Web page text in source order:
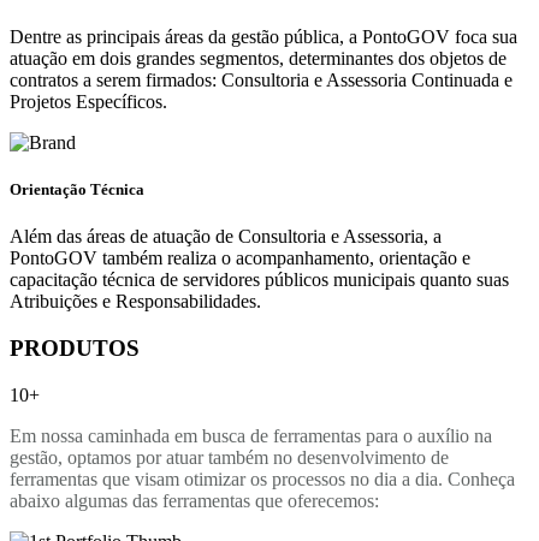
Dentre as principais áreas da gestão pública, a PontoGOV foca sua
atuação em dois grandes segmentos, determinantes dos objetos de
contratos a serem firmados: Consultoria e Assessoria Continuada e
Projetos Específicos.
Orientação Técnica
Além das áreas de atuação de Consultoria e Assessoria, a
PontoGOV também realiza o acompanhamento, orientação e
capacitação técnica de servidores públicos municipais quanto suas
Atribuições e Responsabilidades.
PRODUTOS
10+
Em nossa caminhada em busca de ferramentas para o auxílio na
gestão, optamos por atuar também no desenvolvimento de
ferramentas que visam otimizar os processos no dia a dia. Conheça
abaixo algumas das ferramentas que oferecemos: